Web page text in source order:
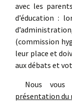
avec les
d’éducation :
(commission
leur place et
aux débats et
Nous
présentation du